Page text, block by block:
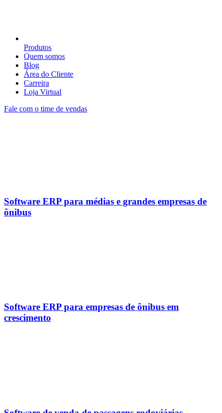
Produtos
Quem somos
Blog
Área do Cliente
Carreira
Loja Virtual
Fale com o time de vendas
Software ERP para médias e grandes empresas de
ônibus
Software ERP para empresas de ônibus em
crescimento